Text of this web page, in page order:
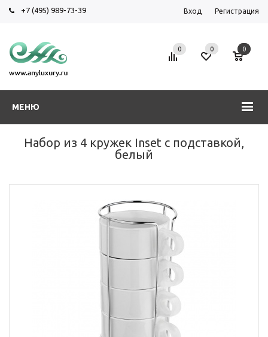
+7 (495) 989-73-39 Вход Регистрация
МЕНЮ
0 0 0
Набор из 4 кружек Inset с подставкой,
белый